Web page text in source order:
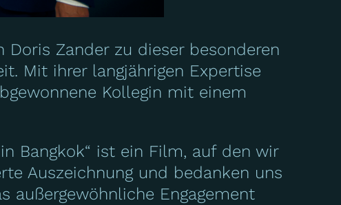
Doris Zander zu dieser besonderen
Mit ihrer langjährigen Expertise
Kollegin mit einem
in Bangkok“ ist ein Film, auf den wir
Auszeichnung und bedanken uns
außergewöhnliche Engagement